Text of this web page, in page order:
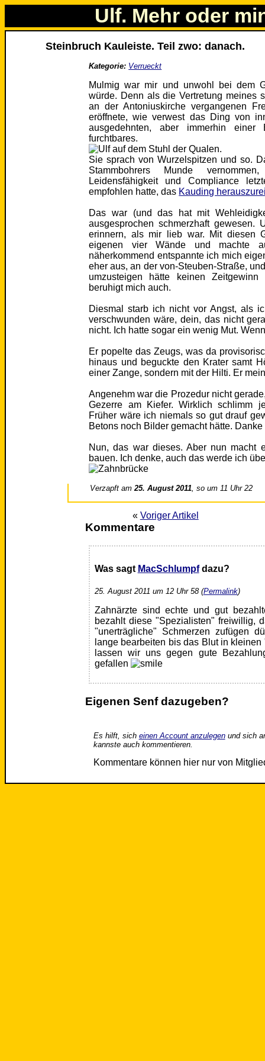
Ulf. Mehr oder
Steinbruch Kauleiste. Teil zwo: danach.
Kategorie: Verrueckt
Mulmig war mir und unwohl bei dem
würde. Denn als die Vertretung meines
an der Antoniuskirche vergangenen
eröffnete, wie verwest das Ding von
ausgedehnten, aber immerhin einer
furchtbares.
Sie sprach von Wurzelspitzen und so.
Stammbohrers Munde
Leidensfähigkeit und Compliance
empfohlen hatte, das Kauding
Das war (und das hat mit
ausgesprochen schmerzhaft
erinnern, als mir lieb war. Mit diesen
eigenen vier Wände und machte
näherkommend entspannte ich mich
eher aus, an der von-Steuben-Straße,
umzusteigen hätte keinen
beruhigt mich auch.
Diesmal starb ich nicht vor Angst, als
verschwunden wäre, dein, das nicht
nicht. Ich hatte sogar ein wenig Mut.
Er popelte das Zeugs, was da
hinaus und beguckte den Krater samt
einer Zange, sondern mit der Hilti. Er
Angenehm war die Prozedur nicht
Gezerre am Kiefer. Wirklich schlimm
Früher wäre ich niemals so gut drauf
Betons noch Bilder gemacht hätte.
Nun, das war dieses. Aber nun macht
bauen. Ich denke, auch das werde ich
Verzapft am25. August 2011, so um 11 Uhr 22
« Voriger Artikel
Kommentare
Was sagt MacSchlumpfdazu?
25. August 2011 um 12 Uhr 58 (Permalink)
Zahnärzte sind echte und gut
bezahlt diese "Spezialisten" freiwillig,
"unerträgliche" Schmerzen zufügen
lange bearbeiten bis das Blut in
lassen wir uns gegen gute
gefallen
Eigenen Senf dazugeben?
Es hilft, sich einen Account anzulegenund sich
kannste auch kommentieren.
Kommentare können hier nur von